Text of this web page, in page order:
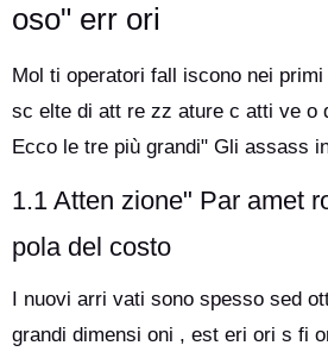
oso" err ori
Mol ti operatori fall iscono nei
sc elte di att re zz ature c atti ve o
Ecco le tre più grandi" Gli assass
1.1 Atten zione" Par amet
pola del costo
I nuovi arri vati sono spesso sed
grandi dimensi oni , est eri ori s fi